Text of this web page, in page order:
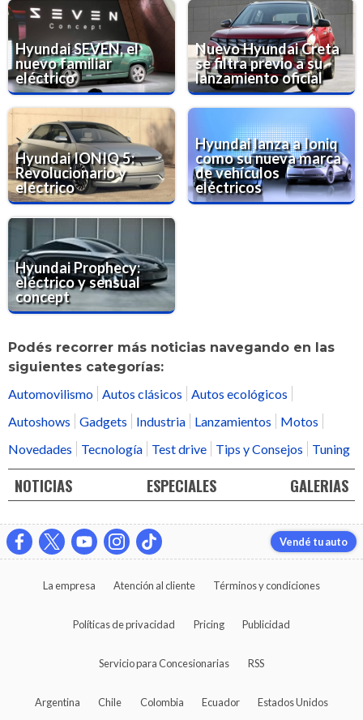
Hyundai SEVEN, el
nuevo familiar
eléctrico
Nuevo Hyundai Creta
se filtra previo a su
lanzamiento oficial
Hyundai IONIQ 5:
Revolucionario y
eléctrico
Hyundai lanza a Ioniq
como su nueva marca
de vehículos
eléctricos
Hyundai Prophecy:
eléctrico y sensual
concept
Podés recorrer más noticias navegando en las
siguientes categorías:
Automovilismo Autos clásicos
Autos ecológicos
Autoshows
Gadgets Industria Lanzamientos
Motos
Novedades
Tecnología Test drive Tips y Consejos Tuning
NOTICIAS ESPECIALES GALERIAS
Vendé tu auto
La empresa Atención al cliente Términos y condiciones
Políticas de privacidad Pricing Publicidad
Servicio para Concesionarias RSS
Argentina Chile Colombia Ecuador Estados Unidos